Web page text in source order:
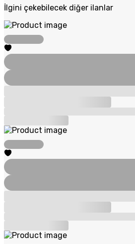
İlgini çekebilecek diğer ilanlar